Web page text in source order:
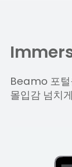
Beamo 포털
몰입감 넘치